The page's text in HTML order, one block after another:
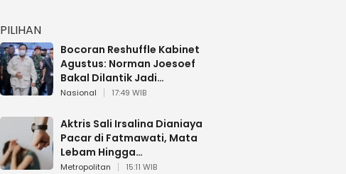
PILIHAN
Bocoran Reshuffle Kabinet
Agustus: Norman Joesoef
Bakal Dilantik Jadi
Wamenhan RI
Nasional 17:49 WIB
Aktris Sali Irsalina Dianiaya
Pacar di Fatmawati, Mata
Lebam Hingga
Diselamatkan Polantas
Metropolitan 15:11 WIB